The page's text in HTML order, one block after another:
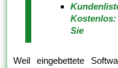
Sie
Weil eingebettete